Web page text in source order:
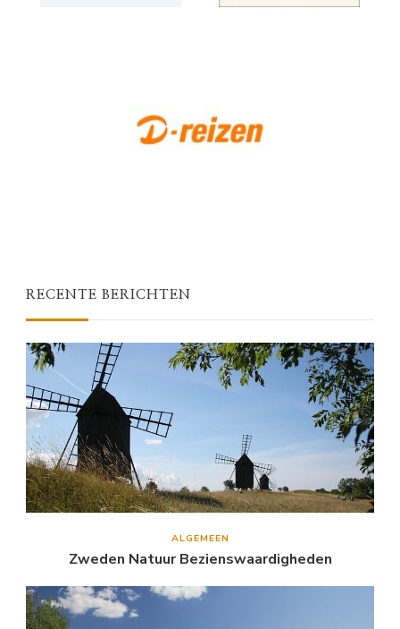
RECENTE BERICHTEN
ALGEMEEN
Zweden Natuur Bezienswaardigheden